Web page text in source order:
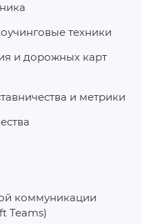
техники
и дорожных карт
и метрики
коммуникации
Teams)